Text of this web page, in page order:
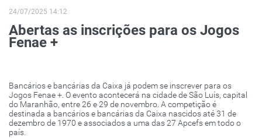
24/07/2025 14:12
Abertas as inscrições para os Jogos
Fenae +
Bancários e bancárias da Caixa já podem se inscrever para os
Jogos Fenae +. O evento acontecerá na cidade de São Luís, capital
do Maranhão, entre 26 e 29 de novembro. A competição é
destinada a bancários e bancárias da Caixa nascidos até 31 de
dezembro de 1970 e associados a uma das 27 Apcefs em todo o
país.